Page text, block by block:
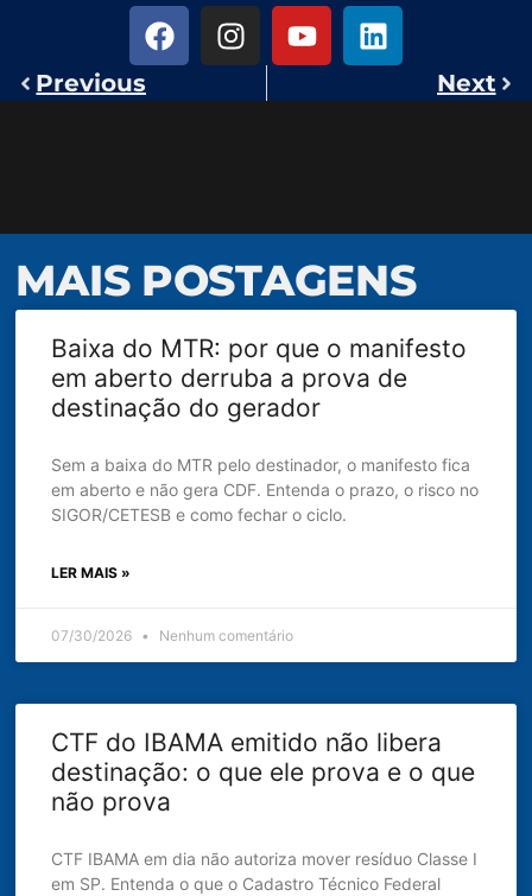
Previous Next
MAIS POSTAGENS
Baixa do MTR: por que o manifesto
em aberto derruba a prova de
destinação do gerador
Sem a baixa do MTR pelo destinador, o manifesto fica
em aberto e não gera CDF. Entenda o prazo, o risco no
SIGOR/CETESB e como fechar o ciclo.
LER MAIS »
07/30/2026 Nenhum comentário
CTF do IBAMA emitido não libera
destinação: o que ele prova e o que
não prova
CTF IBAMA em dia não autoriza mover resíduo Classe I
em SP. Entenda o que o Cadastro Técnico Federal